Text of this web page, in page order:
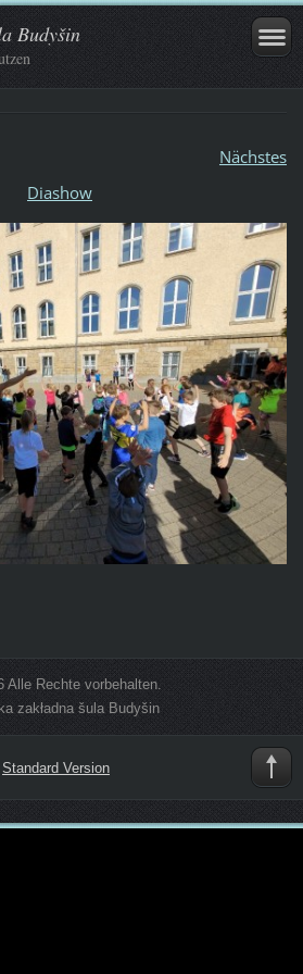
Budyšin
Nächstes
Diashow
Alle Rechte vorbehalten.
zakładna šula Budyšin
Standard Version